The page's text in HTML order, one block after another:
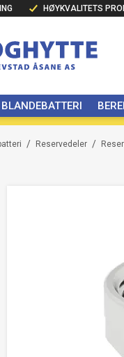
HØYKVALITETS
BLANDEBATTERI
/ /
Reservedeler